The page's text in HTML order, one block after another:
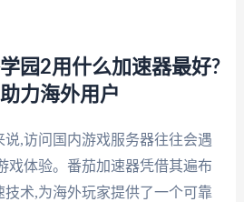
园2用什么加速器最好?
力海外用户
,访问国内游戏服务器往往会遇
戏体验。番茄加速器凭借其遍布
术,为海外玩家提供了一个可靠